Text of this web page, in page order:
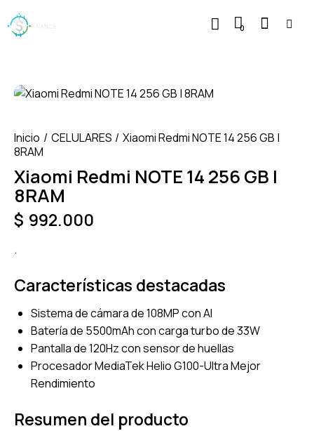
0
Inicio CELULARES
Xiaomi Redmi NOTE 14 256 GB |
8RAM
Xiaomi Redmi NOTE 14 256 GB |
8RAM
$ 992.000
.
Características destacadas
Sistema de cámara de 108MP con AI
Batería de 5500mAh con carga turbo de 33W
Pantalla de 120Hz con sensor de huellas
Procesador MediaTek Helio G100-Ultra Mejor
Rendimiento
Resumen del producto